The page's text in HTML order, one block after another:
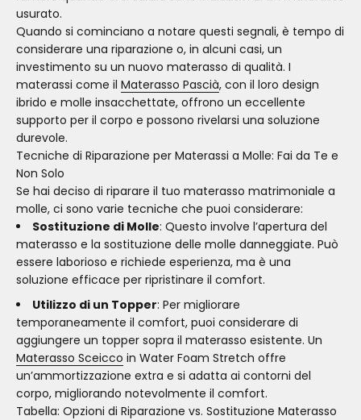
usurato.
Quando si cominciano a notare questi segnali, è tempo di
considerare una riparazione o, in alcuni casi, un
investimento su un nuovo materasso di qualità. I
materassi come il Materasso Pascià, con il loro design
ibrido e molle insacchettate, offrono un eccellente
supporto per il corpo e possono rivelarsi una soluzione
durevole.
Tecniche di Riparazione per Materassi a Molle: Fai da Te e
Non Solo
Se hai deciso di riparare il tuo materasso matrimoniale a
molle, ci sono varie tecniche che puoi considerare:
Sostituzione di Molle: Questo involve l’apertura del
materasso e la sostituzione delle molle danneggiate. Può
essere laborioso e richiede esperienza, ma è una
soluzione efficace per ripristinare il comfort.
Utilizzo di un Topper: Per migliorare
temporaneamente il comfort, puoi considerare di
aggiungere un topper sopra il materasso esistente. Un
Materasso Sceicco in Water Foam Stretch offre
un’ammortizzazione extra e si adatta ai contorni del
corpo, migliorando notevolmente il comfort.
Tabella: Opzioni di Riparazione vs. Sostituzione Materasso